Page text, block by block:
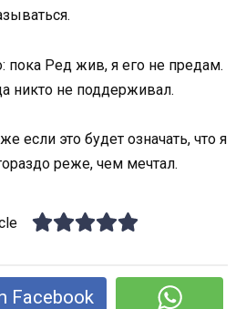
пока Ред жив, я его не предам.
никто не поддерживал.
если это будет означать, что я
реже, чем мечтал.
Facebook